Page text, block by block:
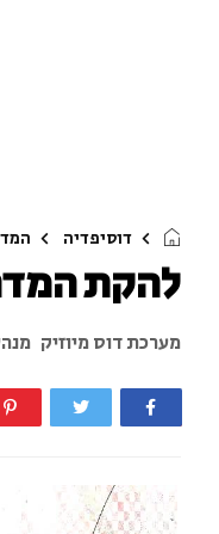
דוסיפדיה
להקת
מערכת דוס מיוזיק